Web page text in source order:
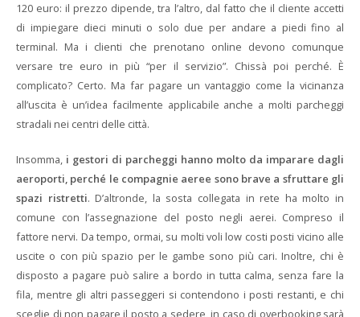
120 euro: il prezzo dipende, tra l’altro, dal fatto che il cliente accetti
di impiegare dieci minuti o solo due per andare a piedi fino al
terminal. Ma i clienti che prenotano online devono comunque
versare tre euro in più “per il servizio”. Chissà poi perché. È
complicato? Certo. Ma far pagare un vantaggio come la vicinanza
all’uscita è un’idea facilmente applicabile anche a molti parcheggi
stradali nei centri delle città.
Insomma, i gestori di parcheggi hanno molto da imparare dagli
aeroporti, perché le compagnie aeree sono brave a sfruttare gli
spazi ristretti. D’altronde, la sosta collegata in rete ha molto in
comune con l’assegnazione del posto negli aerei. Compreso il
fattore nervi. Da tempo, ormai, su molti voli low costi posti vicino alle
uscite o con più spazio per le gambe sono più cari. Inoltre, chi è
disposto a pagare può salire a bordo in tutta calma, senza fare la
fila, mentre gli altri passeggeri si contendono i posti restanti, e chi
sceglie di non pagare il posto a sedere, in caso di overbooking sarà